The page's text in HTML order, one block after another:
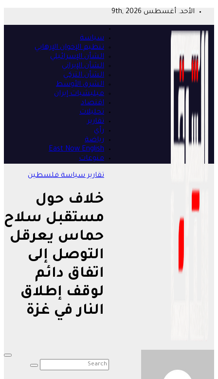
content
الأحد. أغسطس 9th, 2026
سياسة
تنظيم الإخوان الإرهابي
الشأن الإسرائيلي
الشأن الإيراني
الشأن التركي
الشرق الأوسط
ميليشيات إيران
اقتصاد
تحليلات
تقارير
رأي
رياضة
East Now English
منوعات
تقاريرسياسةفلسطين
خلاف حول
مستقبل سلاح
حماس يعرقل
التوصل إلى
اتفاق دائم
لوقف إطلاق
النار في غزة